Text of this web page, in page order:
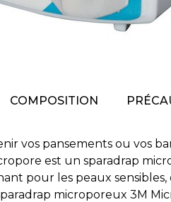
COMPOSITION
vos pansements ou vos
est un sparadrap
pour les peaux
microporeux 3M